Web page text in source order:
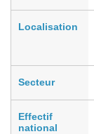
Localisation
Secteur
Effectif
national